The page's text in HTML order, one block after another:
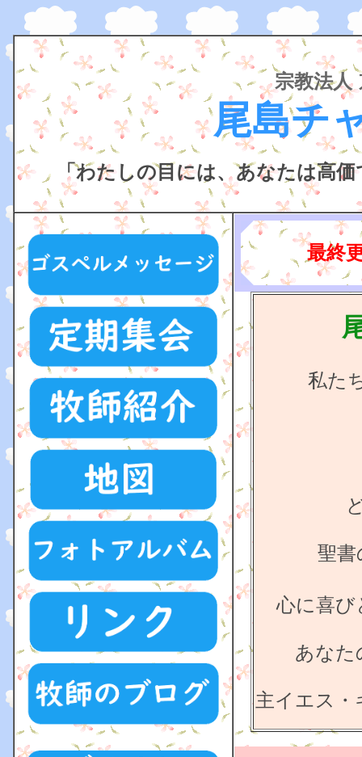
宗教法人
尾島チ
「わたしの目には、あなたは高
（
最終
私た
聖書
心に喜び
あなた
主イエス・